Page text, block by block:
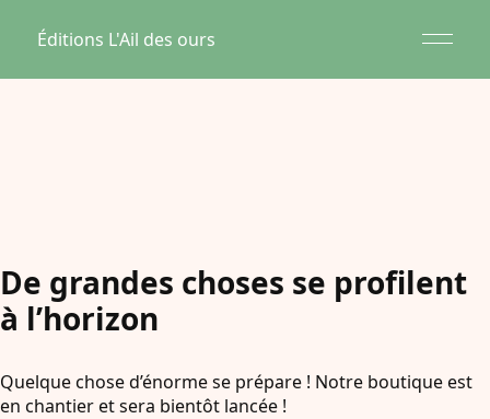
Éditions L'Ail des ours
De grandes choses se profilent
à l’horizon
Quelque chose d’énorme se prépare ! Notre boutique est
en chantier et sera bientôt lancée !